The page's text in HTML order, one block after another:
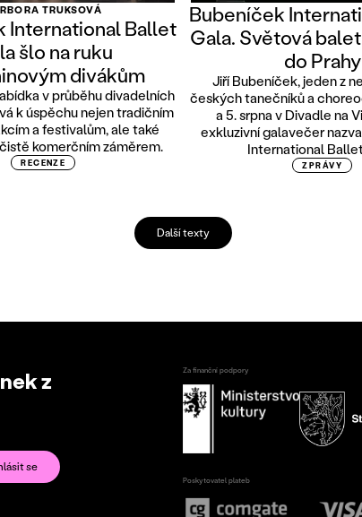
TRUKSOVÁ
International Ballet
šlo na ruku
divákům
v průběhu divadelních
k úspěchu nejen tradičním
a festivalům, ale také
komerčním záměrem.
RECENZE
Bubeníček
Gala. Světová
do Prahy
Jiří Bubeníček, jeden z
českých tanečníků a
a 5. srpna v Divadle na
exkluzivní galavečer
International
ZPRÁVY
Další texty
z
Za finanční podpory
Poskytovatel plateb